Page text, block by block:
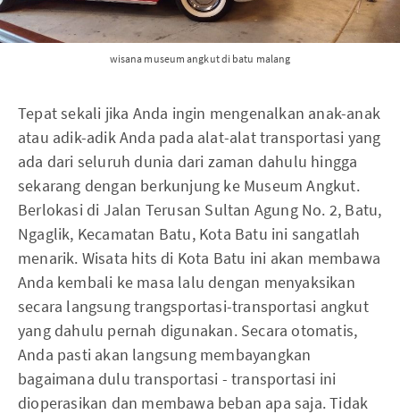
wisana museum angkut di batu malang
Tepat sekali jika Anda ingin mengenalkan anak-anak
atau adik-adik Anda pada alat-alat transportasi yang
ada dari seluruh dunia dari zaman dahulu hingga
sekarang dengan berkunjung ke Museum Angkut.
Berlokasi di Jalan Terusan Sultan Agung No. 2, Batu,
Ngaglik, Kecamatan Batu, Kota Batu ini sangatlah
menarik. Wisata hits di Kota Batu ini akan membawa
Anda kembali ke masa lalu dengan menyaksikan
secara langsung trangsportasi-transportasi angkut
yang dahulu pernah digunakan. Secara otomatis,
Anda pasti akan langsung membayangkan
bagaimana dulu transportasi - transportasi ini
dioperasikan dan membawa beban apa saja. Tidak